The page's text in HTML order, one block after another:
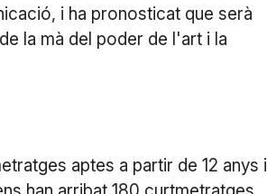
i ha pronosticat que serà
la mà del poder de l'art i la
aptes a partir de 12 anys i